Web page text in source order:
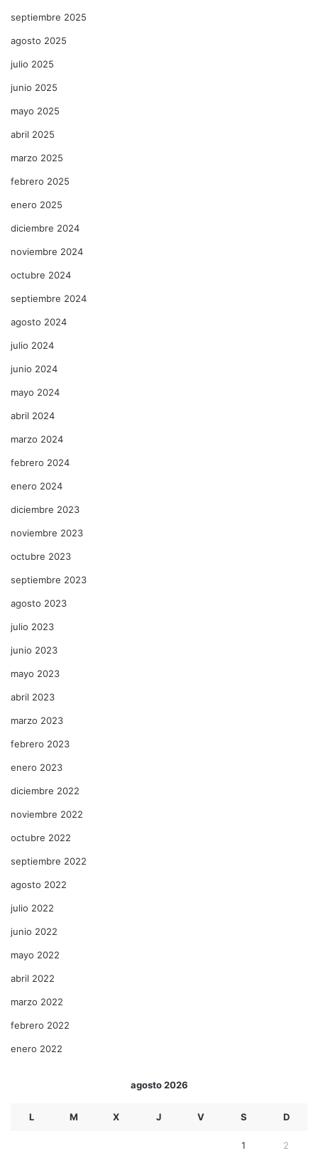
septiembre 2025
agosto 2025
julio 2025
junio 2025
mayo 2025
abril 2025
marzo 2025
febrero 2025
enero 2025
diciembre 2024
noviembre 2024
octubre 2024
septiembre 2024
agosto 2024
julio 2024
junio 2024
mayo 2024
abril 2024
marzo 2024
febrero 2024
enero 2024
diciembre 2023
noviembre 2023
octubre 2023
septiembre 2023
agosto 2023
julio 2023
junio 2023
mayo 2023
abril 2023
marzo 2023
febrero 2023
enero 2023
diciembre 2022
noviembre 2022
octubre 2022
septiembre 2022
agosto 2022
julio 2022
junio 2022
mayo 2022
abril 2022
marzo 2022
febrero 2022
enero 2022
agosto 2026
L M X J V S D
1 2